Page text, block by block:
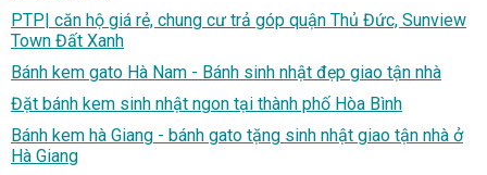
PTP| căn hộ giá rẻ, chung cư trả góp quận Thủ Đức, Sunview
Town Đất Xanh
Bánh kem gato Hà Nam - Bánh sinh nhật đẹp giao tận nhà
Đặt bánh kem sinh nhật ngon tại thành phố Hòa Bình
Bánh kem hà Giang - bánh gato tặng sinh nhật giao tận nhà ở
Hà Giang